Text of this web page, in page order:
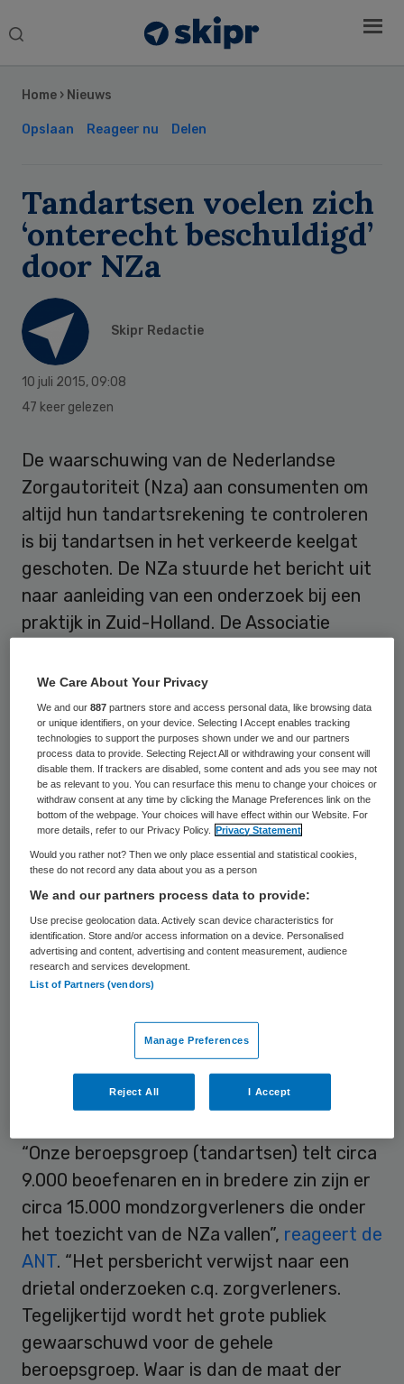
Search
Home › Nieuws
Opslaan Reageer nu Delen
Tandartsen voelen zich
‘onterecht beschuldigd’
door NZa
Skipr Redactie
10 juli 2015, 09:08
47 keer gelezen
De waarschuwing van de Nederlandse
Zorgautoriteit (Nza) aan consumenten om
altijd hun tandartsrekening te controleren
is bij tandartsen in het verkeerde keelgat
geschoten. De NZa stuurde het bericht uit
naar aanleiding van een onderzoek bij een
praktijk in Zuid-Holland. De Associatie
beroepsgroep “onterecht beschuldigd” en
wordt “overspoeld door ongeruste
berichten van patiënten”, zo schrijft ze in
een brief aan de zorgautoriteit.
DeNZa maande woensdagconsumenten
om altijd de rekening van tandarts,
orthodontist of tandprotheticus te
dat zij geregeld meldingen binnenkrijgt dat
de rekening afwijkt van het maximaal
toegestane tarief. De uitkomst van het
onderzoek naar de praktijk in Zuid-Holland
is nog niet bekend.
‘Onschuldig tot tegendeel
bewezen is’
“Onze beroepsgroep (tandartsen) telt circa
9.000 beoefenaren en in bredere zin zijn er
circa 15.000 mondzorgverleners die onder
het toezicht van de NZa vallen”, reageert de
ANT. “Het persbericht verwijst naar een
drietal onderzoeken c.q. zorgverleners.
Tegelijkertijd wordt het grote publiek
gewaarschuwd voor de gehele
beroepsgroep. Waar is dan de maat der
Sidebar
We Care About Your Privacy
We and our887 partners store and access personal data, like browsing data
or unique identifiers, on your device. Selecting I Accept enables tracking
technologies to support the purposes shown under we and our partners
process data to provide. Selecting Reject All or withdrawing your consent will
disable them. If trackers are disabled, some content and ads you see may not
be as relevant to you. You can resurface this menu to change your choices or
withdraw consent at any time by clicking the Manage Preferences link on the
bottom of the webpage. Your choices will have effect within our Website. For
more details, refer to our Privacy Policy.
Privacy Statement
Would you rather not? Then we only place essential and statistical cookies,
these do not record any data about you as a person
We and our partners process data to provide:
Use precise geolocation data. Actively scan device characteristics for
identification. Store and/or access information on a device. Personalised
advertising and content, advertising and content measurement, audience
research and services development.
List of Partners (vendors)
Manage Preferences
Reject All I Accept